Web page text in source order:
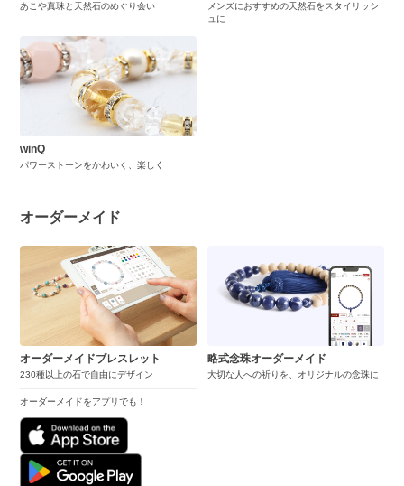
あこや真珠と天然石のめぐり会い
メンズにおすすめの天然石をスタイリッシ
ュに
winQ
パワーストーンをかわいく、楽しく
オーダーメイド
オーダーメイドブレスレット
230種以上の石で自由にデザイン
オーダーメイドをアプリでも！
略式念珠オーダーメイド
大切な人への祈りを、オリジナルの念珠に